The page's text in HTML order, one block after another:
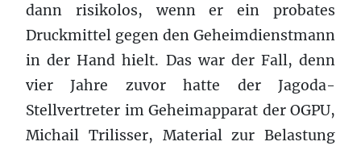
dann risikolos, wenn er ein probates
Druckmittel gegen den Geheimdienstmann
in der Hand hielt. Das war der Fall, denn
vier Jahre zuvor hatte der Jagoda-
Stellvertreter im Geheimapparat der OGPU,
Michail Trilisser, Material zur Belastung